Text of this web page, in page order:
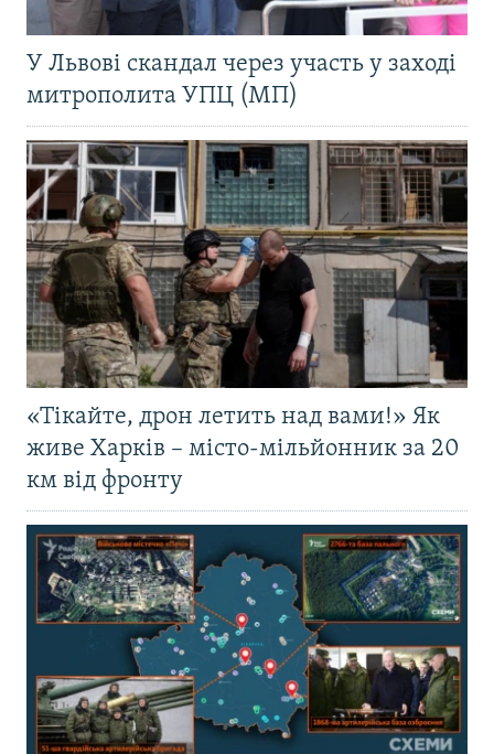
У Львові скандал через участь у заході
митрополита УПЦ (МП)
«Тікайте, дрон летить над вами!» Як
живе Харків – місто-мільйонник за 20
км від фронту